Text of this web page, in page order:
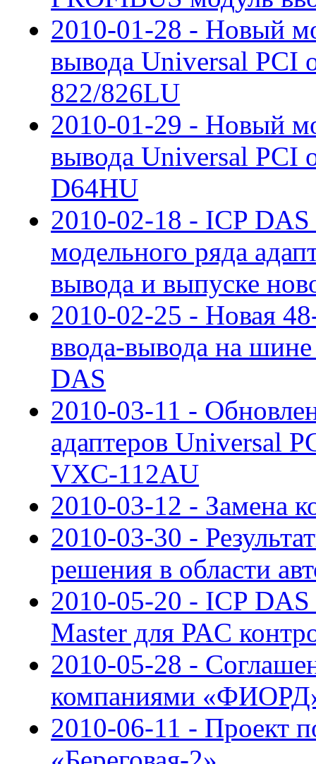
2010-01-28 - Новый
вывода Universal PCI
822/826LU
2010-01-29 - Новый
вывода Universal PCI
D64HU
2010-02-18 - ICP DAS
модельного ряда
вывода и выпуске
2010-02-25 - Новая
ввода-вывода на
DAS
2010-03-11 -
адаптеров Universal
VXC-112AU
2010-03-12 - Замена
2010-03-30 -
решения в области
2010-05-20 - ICP
Master для PAC
2010-05-28 -
компаниями
2010-06-11 - Проект